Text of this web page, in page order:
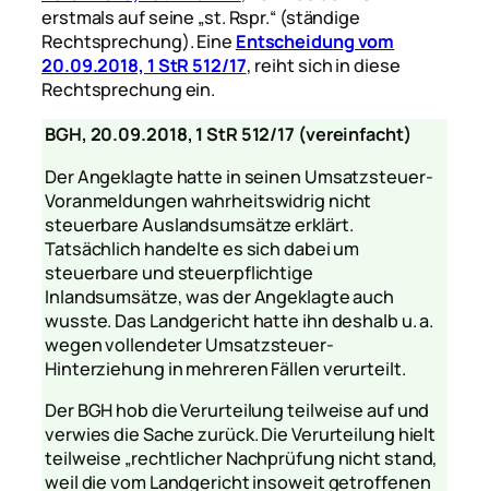
erstmals auf seine „st. Rspr.“ (ständige
Rechtsprechung). Eine Entscheidung vom
20.09.2018, 1 StR 512/17, reiht sich in diese
Rechtsprechung ein.
BGH, 20.09.2018, 1 StR 512/17 (vereinfacht)
Der Angeklagte hatte in seinen Umsatzsteuer-
Voranmeldungen wahrheitswidrig nicht
steuerbare Auslandsumsätze erklärt.
Tatsächlich handelte es sich dabei um
steuerbare und steuerpflichtige
Inlandsumsätze, was der Angeklagte auch
wusste. Das Landgericht hatte ihn deshalb u. a.
wegen vollendeter Umsatzsteuer-
Hinterziehung in mehreren Fällen verurteilt.
Der BGH hob die Verurteilung teilweise auf und
verwies die Sache zurück. Die Verurteilung hielt
teilweise „rechtlicher Nachprüfung nicht stand,
weil die vom Landgericht insoweit getroffenen